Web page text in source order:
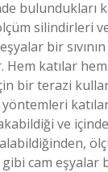
bulundukları
silindirleri
bir
katılar hem
bir terazi
katılar
akabildiği ve
cam eşyalar